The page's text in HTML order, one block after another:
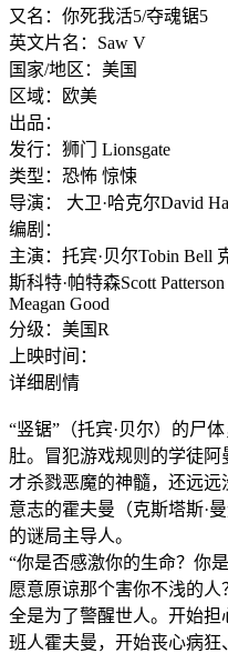
又名：你死我活5/夺魂锯5
英文片名：Saw V
国家/地区：美国
区域：欧美
出品：
发行：狮门 Lionsgate
类型：恐怖 惊悚
导演： 大卫·哈克尔David
编剧：
主演：托宾·贝尔Tobin Bell
斯科特·帕特森Scott
Meagan Good
分级：美国R
上映时间：
详细剧情
“竖锯”（托宾·贝尔）的尸
肚。冒犯游戏规则的学徒
才杀戮恶魔的神髓，还远
意志的霍夫曼（克斯塔斯·
的谜局主导人。
“你是否感激你的生命？你
愿意原谅那个害你不浅的
全是为了警醒世人。开始担
班人霍夫曼，开始丧心病狂